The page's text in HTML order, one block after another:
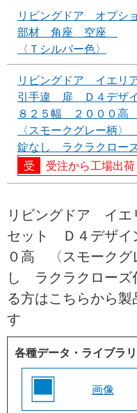
リビングドア オプシ
部材 角座 空座
〈Ｔシルバー色〉
リビングドア イエリ
引手違 扉 Ｄ４デザ
８２５幅 ２０００高
〈スモークグレー柄
錠なし ラクラクロー
受注から工場出
リビングドア イ
セット Ｄ４デザ
０高 〈スモーク
し ラクラクローズ
る方はこちらから
す
各種データ・ライブラ
画像